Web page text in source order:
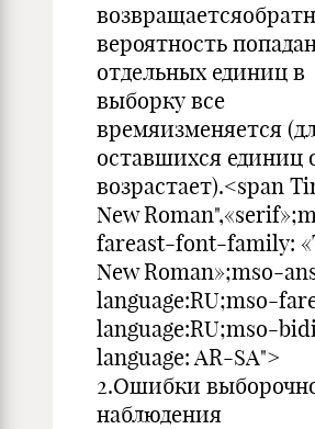
вероятность
отдельных единиц в
выборку все
времяизменяется
оставшихся единиц
возрастает).<span
New
fareast-font-family:
New Roman»;mso-
language:RU;mso-
language:RU;mso-
language: AR-SA">
2.Ошибки
наблюдения